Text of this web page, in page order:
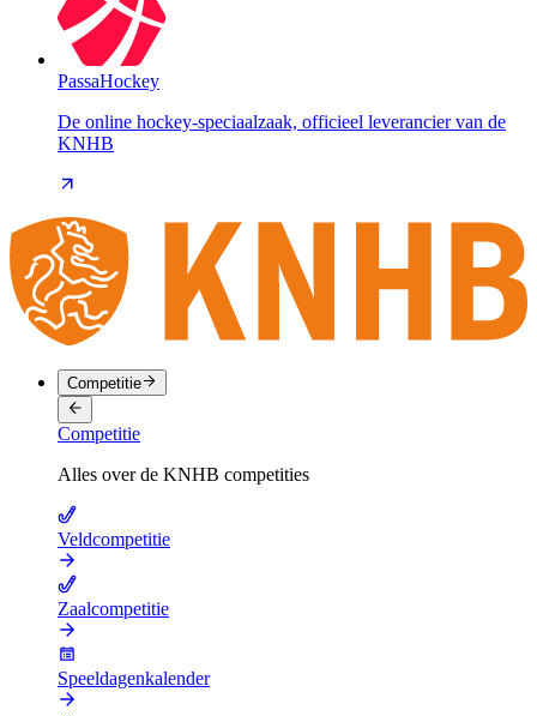
PassaHockey
De online hockey-speciaalzaak, officieel leverancier van de
KNHB
Competitie
Competitie
Alles over de KNHB competities
Veldcompetitie
Zaalcompetitie
Speeldagenkalender